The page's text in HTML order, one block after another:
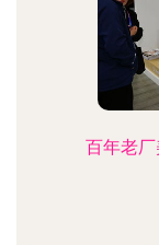
百年老